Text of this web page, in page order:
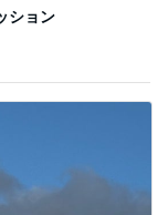
ション